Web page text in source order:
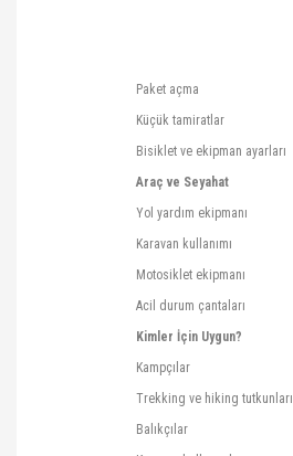
Paket açma
Küçük tamiratlar
Bisiklet ve ekipman ayarları
Araç ve Seyahat
Yol yardım ekipmanı
Karavan kullanımı
Motosiklet ekipmanı
Acil durum çantaları
Kimler İçin Uygun?
Kampçılar
Trekking ve hiking tutkunları
Balıkçılar